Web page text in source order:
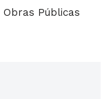
Públicas